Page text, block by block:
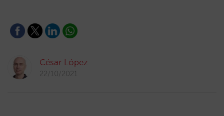
César López
22/10/2021